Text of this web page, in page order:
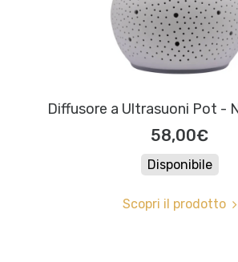
Diffusore a Ultrasuoni Pot -
58,00€
Disponibile
Scopri il prodotto